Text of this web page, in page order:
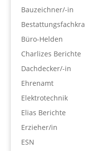
Bauzeichner/-in
Büro-Helden
Charlizes Berichte
Dachdecker/-in
Ehrenamt
Elektrotechnik
Elias Berichte
Erzieher/in
ESN